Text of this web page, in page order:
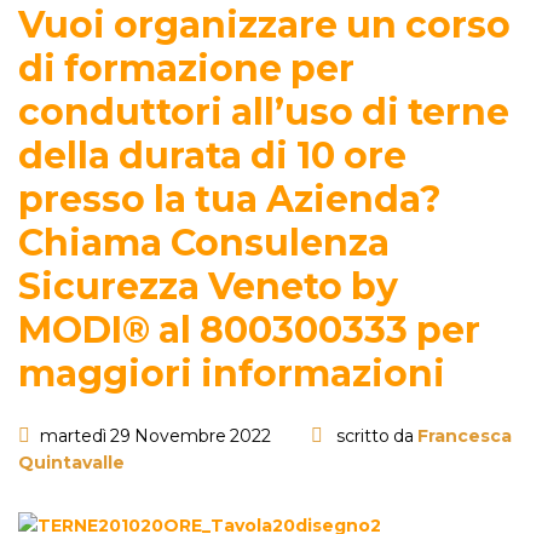
Vuoi organizzare un corso
di formazione per
conduttori all’uso di terne
della durata di 10 ore
presso la tua Azienda?
Chiama Consulenza
Sicurezza Veneto by
MODI® al 800300333 per
maggiori informazioni
martedì 29 Novembre 2022 scritto da Francesca
Quintavalle